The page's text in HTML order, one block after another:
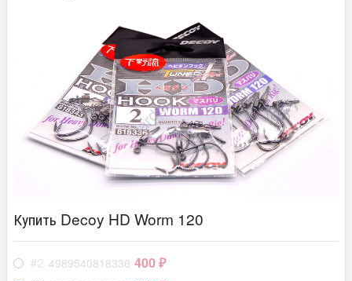
Купить Decoy HD Worm 120
#2 4989540818336 400₽